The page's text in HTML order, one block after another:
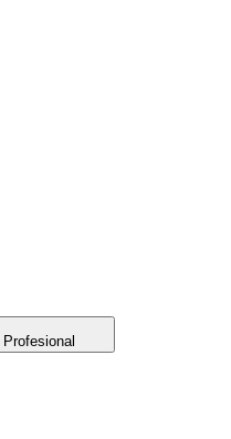
Profesional